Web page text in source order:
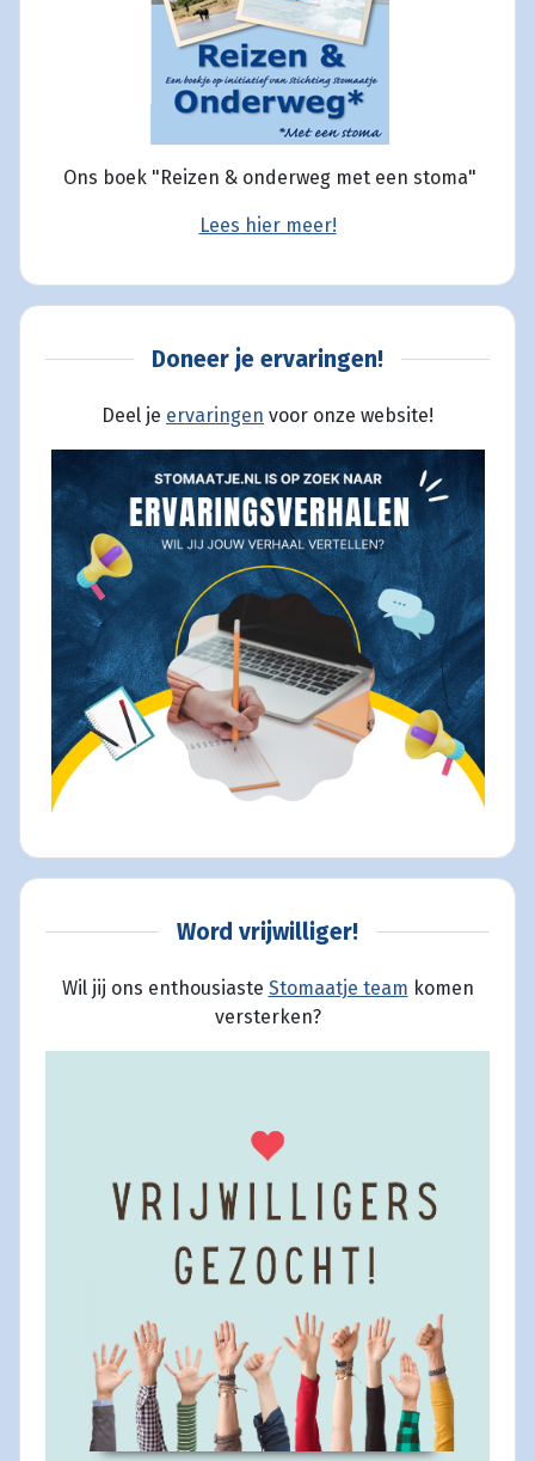
Ons boek "Reizen & onderweg met een stoma"
Lees hier meer!
Doneer je ervaringen!
Deel je ervaringen voor onze website!
Word vrijwilliger!
Wil jij ons enthousiaste Stomaatje team komen
versterken?